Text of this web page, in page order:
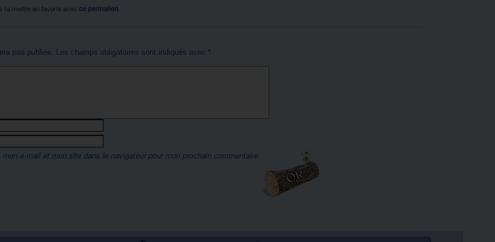
la mettre en favoris avec ce permalien
pas publiée. Les champs obligatoires sont indiqués avec *
e-mail et mon site dans le navigateur pour mon prochain commentaire.